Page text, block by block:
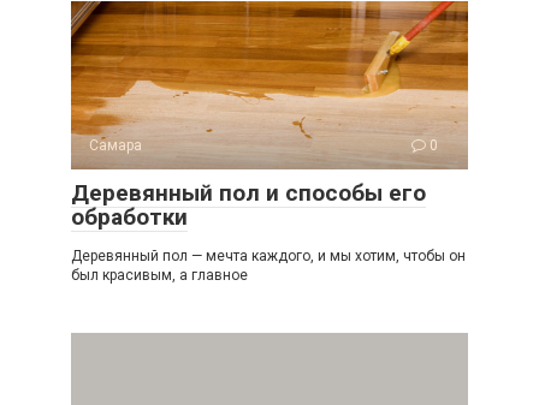
Самара 0
Деревянный пол и способы его
обработки
Деревянный пол — мечта каждого, и мы хотим, чтобы он
был красивым, а главное